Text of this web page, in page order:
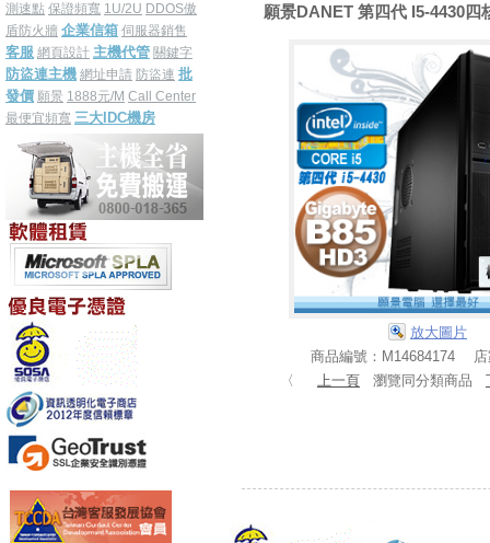
測速點 保證頻寬 1U/2U DDOS傲
盾防火牆 企業信箱 伺服器銷售
客服 網頁設計 主機代管 關鍵字
防盜連主機 網址申請 防盜連 批
發價 願景 1888元/M Call Center
最便宜頻寬 三大IDC機房
願景DANET 第四代 I5-4430
放大圖片
商品編號：M14684174 店
〈
上一頁 瀏覽同分類商品